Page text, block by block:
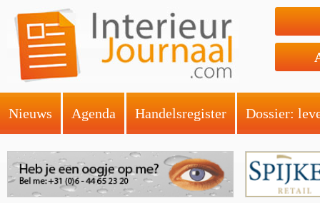
Nieuws Agenda Handelsregister Dossier: